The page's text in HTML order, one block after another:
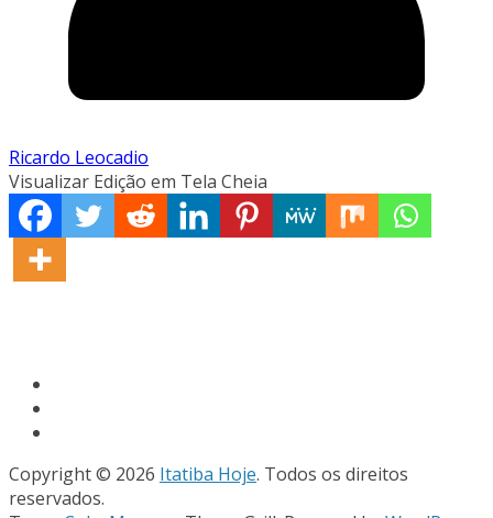
Ricardo Leocadio
Visualizar Edição em Tela Cheia
Copyright © 2026 Itatiba Hoje. Todos os direitos
reservados.